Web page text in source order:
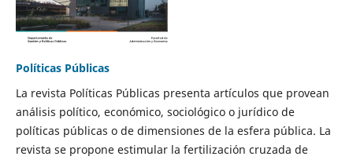
Políticas Públicas
La revista Políticas Públicas presenta artículos que provean
análisis político, económico, sociológico o jurídico de
políticas públicas o de dimensiones de la esfera pública. La
revista se propone estimular la fertilización cruzada de